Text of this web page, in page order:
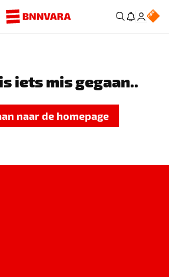
iets mis gegaan..
naar de homepage